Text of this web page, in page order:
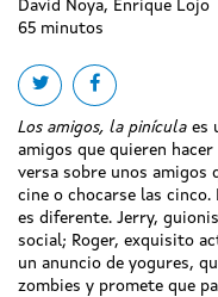
David Noya, Enrique Lojo
65 minutos
Share on twitter
Share on
Los amigos, la pinícula es
amigos que quieren
versa sobre unos amigos
cine o chocarse las
es diferente. Jerry,
social; Roger, exquisito
un anuncio de yogures,
zombies y promete que